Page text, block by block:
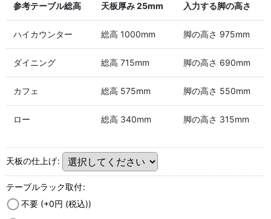
参考テーブル総高 天板厚み 25mm 入力する脚の高さ
ハイカウンター 総高 1000mm 脚の高さ 975mm
ダイニング 総高 715mm 脚の高さ 690mm
カフェ 総高 575mm 脚の高さ 550mm
ロー 総高 340mm 脚の高さ 315mm
天板の仕上げ:
テーブルラック取付:
不要 (+0円 (税込))